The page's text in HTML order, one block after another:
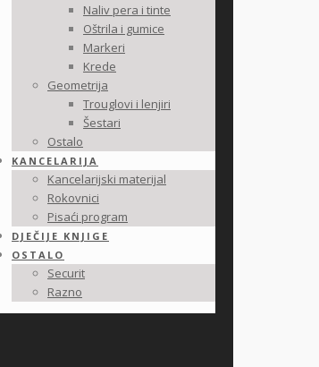
Naliv pera i tinte
Oštrila i gumice
Markeri
Krede
Geometrija
Trouglovi i lenjiri
Šestari
Ostalo
KANCELARIJA
Kancelarijski materijal
Rokovnici
Pisaći program
DJEČIJE KNJIGE
OSTALO
Securit
Razno